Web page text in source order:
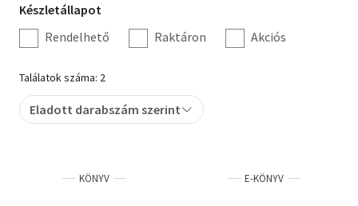
Hobbi, szabadidő
Irodalom
Művészet
Szakkönyv
Tankönyv, segédkönyv
Készletállapot
szűrés
Készletállapot
Rendelhető
Raktáron Akciós
Találatok száma: 2
Eladott darabszám szerint
KÖNYV E-KÖNYV